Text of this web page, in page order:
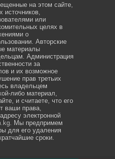
на этом сайте,
источников,
или
целях в
о
Авторские
материалы
Администрация
за
и их возможное
прав третьих
владельцем
либо материал,
и считаете, что его
ваши права,
электронной
. Мы предпримем
для его удаления
сроки.